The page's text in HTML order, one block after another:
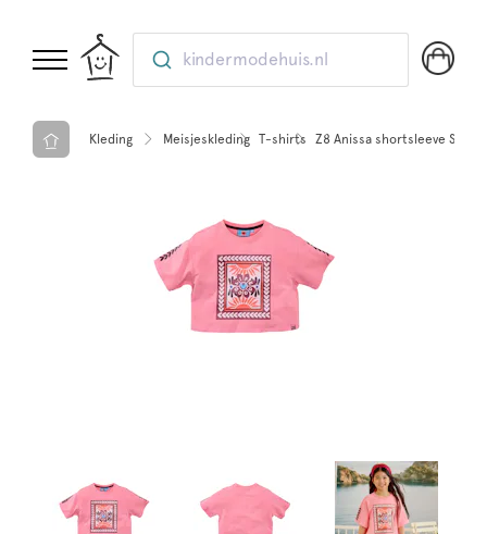
kindermodehuis.nl
Kleding Meisjeskleding T-shirts Z8 Anissa shortsleeve